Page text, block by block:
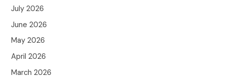
July 2026
June 2026
May 2026
April 2026
March 2026